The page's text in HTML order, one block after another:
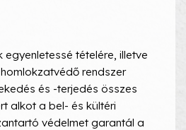
tételére, illetve
rendszer
és -terjedés összes
alkot a bel- és kültéri
védelmet garantál a